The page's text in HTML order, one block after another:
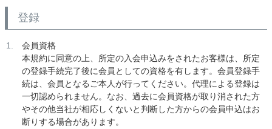
登録
会員資格
本規約に同意の上、所定の入会申込みをされたお客様は、所定
の登録手続完了後に会員としての資格を有します。会員登録手
続は、会員となるご本人が行ってください。代理による登録は
一切認められません。なお、過去に会員資格が取り消された方
やその他当社が相応しくないと判断した方からの会員申込はお
断りする場合があります。